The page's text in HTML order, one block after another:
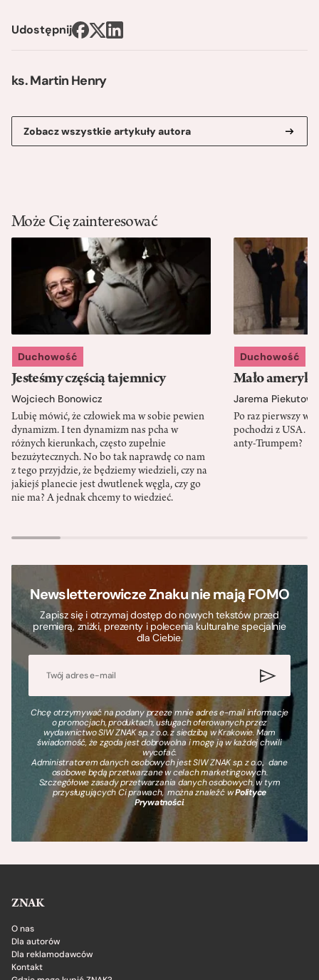
ks. Martin Henry
Zobacz wszystkie artykuły autora
Udostępnij
Może Cię zainteresować
Duchowość
Jesteśmy częścią tajemnicy
Wojciech Bonowicz
Lubię mówić, że człowiek ma w sobie pewien
dynamizm. I ten dynamizm nas pcha w
różnych kierunkach, często zupełnie
bezużytecznych. No bo tak naprawdę co nam
z tego przyjdzie, że będziemy wiedzieli, czy na
jakiejś planecie jest dwutlenek węgla, czy go
nie ma? A jednak chcemy to wiedzieć.
Duchowość
Mało
Jarema
Po raz pierwszy w
pochodzi z USA.
anty-Trumpem?
Newsletterowicze Znaku nie mają FOMO
Zapisz się i otrzymaj dostęp do nowych tekstów przed
premierą, zniżki, prezenty i polecenia kulturalne specjalnie
dla Ciebie.
Chcę otrzymywać na podany przeze mnie adres e-mail informacje
o promocjach, produktach, usługach oferowanych przez
wydawnictwo SIW ZNAK sp. z o.o. z siedzibą w Krakowie. Mam
świadomość, że zgoda jest dobrowolna i mogę ją w każdej chwili
wycofać.
Administratorem danych osobowych jest SIW ZNAK sp. z o.o., dane
osobowe będą przetwarzane w celach marketingowych.
Szczegółowe zasady przetwarzania danych osobowych, w tym
przysługujących Ci prawach, można znaleźć wPolityce
Prywatności.
ZNAK
O nas
Dla autorów
Dla reklamodawców
Kontakt